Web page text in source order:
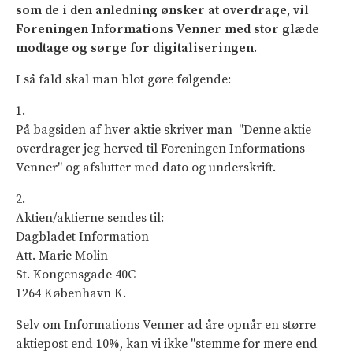
som de i den anledning ønsker at overdrage, vil
Foreningen Informations Venner med stor glæde
modtage og sørge for digitaliseringen.
I så fald skal man blot gøre følgende:
1.
På bagsiden af hver aktie skriver man "Denne aktie
overdrager jeg herved til Foreningen Informations
Venner" og afslutter med dato og underskrift.
2.
Aktien/aktierne sendes til:
Dagbladet Information
Att. Marie Molin
St. Kongensgade 40C
1264 København K.
Selv om Informations Venner ad åre opnår en større
aktiepost end 10%, kan vi ikke "stemme for mere end